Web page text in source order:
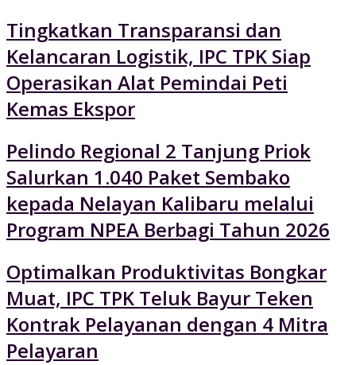
Tingkatkan Transparansi dan
Kelancaran Logistik, IPC TPK Siap
Operasikan Alat Pemindai Peti
Kemas Ekspor
Pelindo Regional 2 Tanjung Priok
Salurkan 1.040 Paket Sembako
kepada Nelayan Kalibaru melalui
Program NPEA Berbagi Tahun 2026
Optimalkan Produktivitas Bongkar
Muat, IPC TPK Teluk Bayur Teken
Kontrak Pelayanan dengan 4 Mitra
Pelayaran